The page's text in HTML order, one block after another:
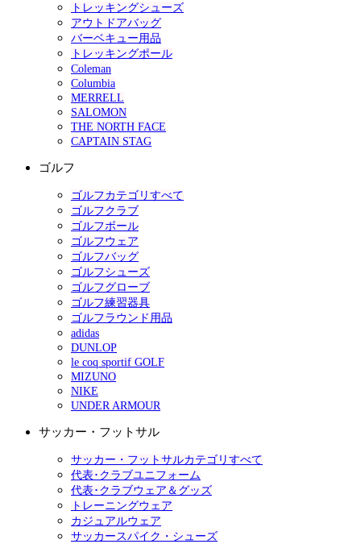
トレッキングシューズ
アウトドアバッグ
バーベキュー用品
トレッキングポール
Coleman
Columbia
MERRELL
SALOMON
THE NORTH FACE
CAPTAIN STAG
ゴルフ
ゴルフカテゴリすべて
ゴルフクラブ
ゴルフボール
ゴルフウェア
ゴルフバッグ
ゴルフシューズ
ゴルフグローブ
ゴルフ練習器具
ゴルフラウンド用品
adidas
DUNLOP
le coq sportif GOLF
MIZUNO
NIKE
UNDER ARMOUR
サッカー・フットサル
サッカー・フットサルカテゴリすべて
代表･クラブユニフォーム
代表･クラブウェア＆グッズ
トレーニングウェア
カジュアルウェア
サッカースパイク・シューズ